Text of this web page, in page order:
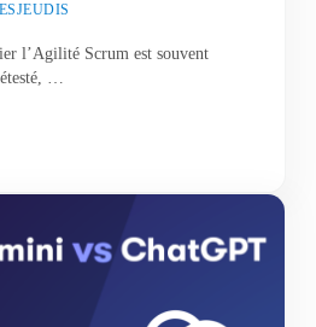
l’Agilité Scrum est souvent
…
pour libérer son potentiel